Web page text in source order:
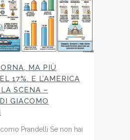
MA PIÙ
17%. E L’AMERICA
SCENA –
GIACOMO
Prandelli Se non hai